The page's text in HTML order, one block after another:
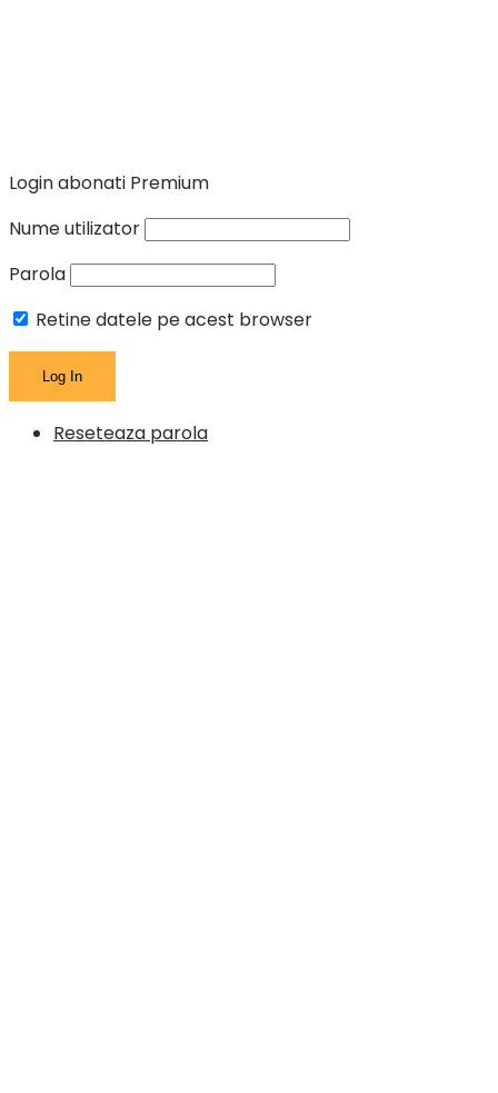
Login abonati Premium
Nume utilizator
Parola
Retine datele pe acest browser
Reseteaza parola